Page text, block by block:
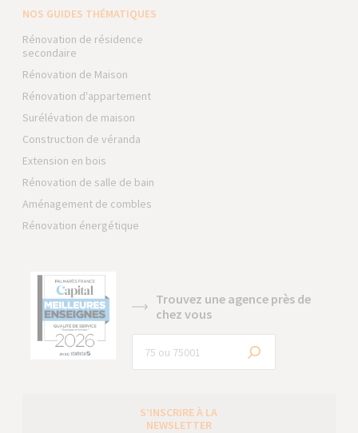
NOS GUIDES THÉMATIQUES
Rénovation de résidence
secondaire
Rénovation de Maison
Rénovation d'appartement
Surélévation de maison
Construction de véranda
Extension en bois
Rénovation de salle de bain
Aménagement de combles
Rénovation énergétique
Trouvez une agence près de
chez vous
S’INSCRIRE À LA
NEWSLETTER